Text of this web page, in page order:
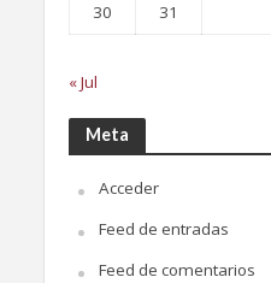
30
31
« Jul
Meta
Acceder
Feed de entradas
Feed de comentarios